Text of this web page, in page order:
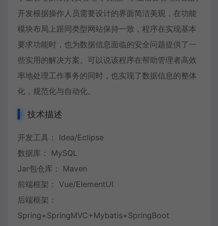
开发根据操作人员需要设计的界面简洁美观，在功能
模块布局上跟同类型网站保持一致，程序在实现基本
要求功能时，也为数据信息面临的安全问题提供了一
些实用的解决方案。可以说该程序在帮助管理者高效
率地处理工作事务的同时，也实现了数据信息的整体
化，规范化与自动化。
技术描述
开发工具： Idea/Eclipse
数据库： MySQL
Jar包仓库： Maven
前端框架： Vue/ElementUI
后端框架：
Spring+SpringMVC+Mybatis+SpringBoot